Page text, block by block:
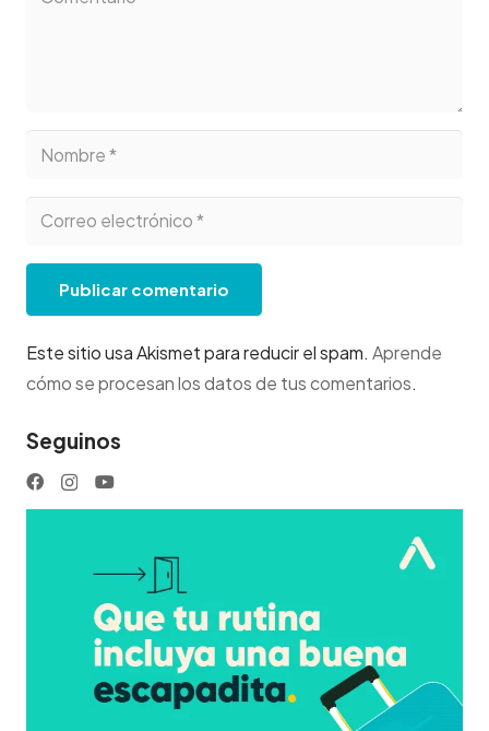
Publicar comentario
Este sitio usa Akismet para reducir el spam. Aprende
cómo se procesan los datos de tus comentarios.
Seguinos